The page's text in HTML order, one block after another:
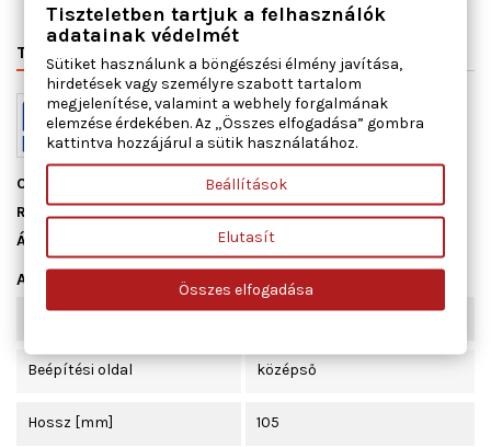
TERMÉK RÉSZLETEI
Cikkszám
Raktáron10 db
Állapot
Adatlap
Szélesség [mm] 68
Beépítési oldal középső
Hossz [mm] 105
Tiszteletben tartjuk a felhasználók
adatainak védelmét
Sütiket használunk a böngészési élmény javítása,
hirdetések vagy személyre szabott tartalom
megjelenítése, valamint a webhely forgalmának
elemzése érdekében. Az „Összes elfogadása” gombra
kattintva hozzájárul a sütik használatához.
Beállítások
Elutasít
Összes elfogadása